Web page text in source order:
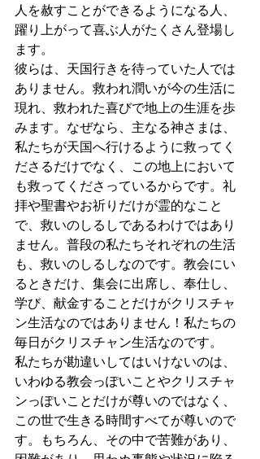
人を赦すことができるようになる人、
躍り上がって喜ぶ人がたくさん登場し
ます。
彼らは、天国行きを待っていた人では
ありません。救われ潤いが今の生活に
現れ、救われた喜びで地上の生涯を歩
みます。なぜなら、主なる神さまは、
私たちが天国へ行けるように救ってく
ださるだけでなく、この地上において
も救ってくださっているからです。礼
拝や聖書やお祈りだけが霊的なこと
で、救いのしるしであるわけではあり
ません。普段の私たちそれぞれの生活
も、救いのしるしなのです。教会にい
るときだけ、集会に出席し、奉仕し、
学び、献金することだけがクリスチャ
ン生活なのではありません！私たちの
毎日がクリスチャン生活なのです。
私たちが勘違いしてはいけないのは、
いわゆる教会っぽいことやクリスチャ
ンっぽいことだけが尊いのではなく、
この世で生きる時間すべてが尊いので
す。もちろん、その中で苦難があり、